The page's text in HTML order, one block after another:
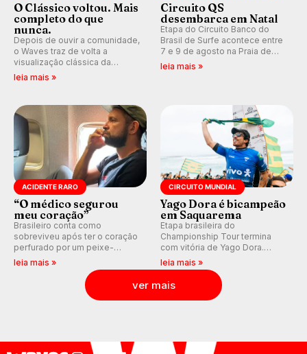
O Clássico voltou. Mais
completo do que
nunca.
Depois de ouvir a comunidade,
o Waves traz de volta a
visualização clássica da
previsão de águas rasas,
ondas para até 16 dias.
leia mais »
Circuito QS
desembarca em Natal
Etapa do Circuito Banco do
Brasil de Surfe acontece entre
7 e 9 de agosto na Praia de
Miami (RN), em disputas
leia mais »
ACIDENTE RARO
“O médico segurou
meu coração”
Brasileiro conta como
sobreviveu após ter o coração
perfurado por um peixe-
agulha enquanto surfava na
leia mais »
CIRCUITO MUNDIAL
Yago Dora é bicampeão
em Saquarema
Etapa brasileira do
Championship Tour termina
com vitória de Yago Dora.
Sawyer Lindblad vence entre
as mulheres e Leonardo
Fioravanti assume liderança do
ranking mundial da WSL, na
etapa de Saquarema.
leia mais »
ver mais